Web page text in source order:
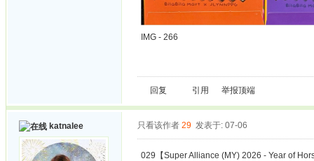
IMG - 266
回复 引用 举报顶端
katnalee 只看该作者 29 发表于: 07-06
029【Super Alliance (MY) 2026 - Year of